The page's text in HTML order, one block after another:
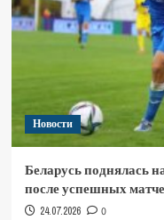
Новости
Беларусь поднялась
после успешных
24.07.2026 0